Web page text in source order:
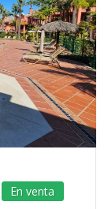
En venta